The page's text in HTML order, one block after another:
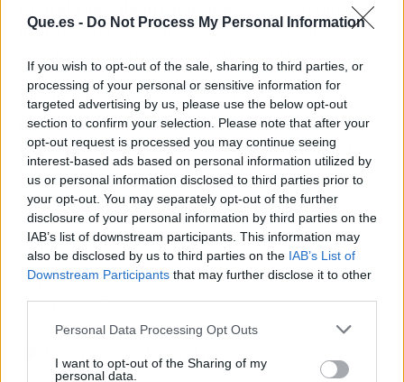
Que.es - Do Not Process My Personal Information
If you wish to opt-out of the sale, sharing to third parties, or
processing of your personal or sensitive information for
targeted advertising by us, please use the below opt-out
section to confirm your selection. Please note that after your
opt-out request is processed you may continue seeing
interest-based ads based on personal information utilized by
us or personal information disclosed to third parties prior to
your opt-out. You may separately opt-out of the further
disclosure of your personal information by third parties on the
IAB’s list of downstream participants. This information may
also be disclosed by us to third parties on the IAB’s List of
Downstream Participants that may further disclose it to other
Personal Data Processing Opt Outs
I want to opt-out of the Sharing of my
personal data.
industria donde la imagen lo es todo, dice más
Desde aquel fin de semana de marzo de 2010,
ningún otro intérprete ha estado tan cerca de
repetir la gesta. Ganar los dos galardones en el
mismo año ya es difícil; hacerlo con el
desparpajo con que lo hizo ella, casi imposible.
Como puedes comprobar en labiografía de
Sandra Bullock en Wikipedia, su carrera ha
tenido altibajos, pero aquella anécdota define
perfectamente su mezcla de talento y
autenticidad.
🧠 Para soltarlo en la cena